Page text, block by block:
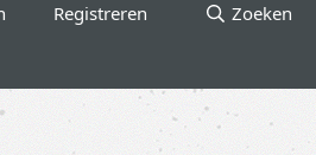
Registreren Zoeken